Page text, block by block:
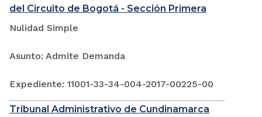
del Circuito de Bogotá - Sección Primera
Nulidad Simple
Asunto: Admite Demanda
Expediente: 11001-33-34-004-2017-00225-00
Tribunal Administrativo de Cundinamarca